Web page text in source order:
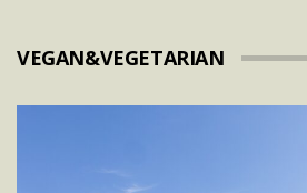
VEGAN&VEGETARIAN